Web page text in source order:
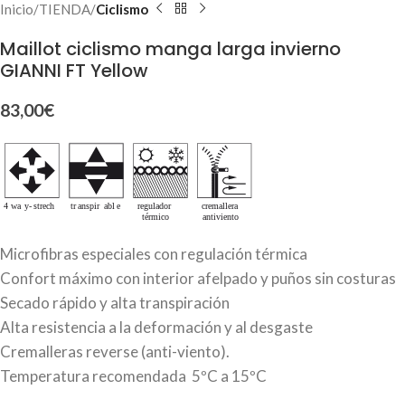
Inicio TIENDA Ciclismo
Maillot ciclismo manga larga invierno
GIANNI FT Yellow
83,00€
Microfibras especiales con regulación térmica
Confort máximo con interior afelpado y puños sin costuras
Secado rápido y alta transpiración
Alta resistencia a la deformación y al desgaste
Cremalleras reverse (anti-viento).
Temperatura recomendada 5ºC a 15ºC